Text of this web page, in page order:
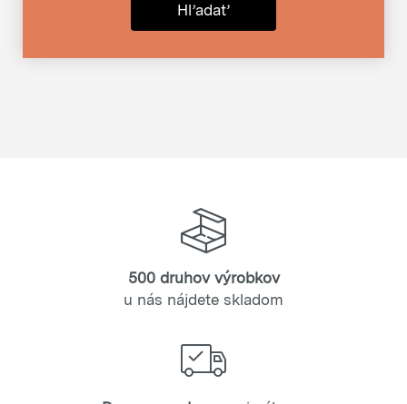
Hľadať
500 druhov výrobkov
u nás nájdete skladom